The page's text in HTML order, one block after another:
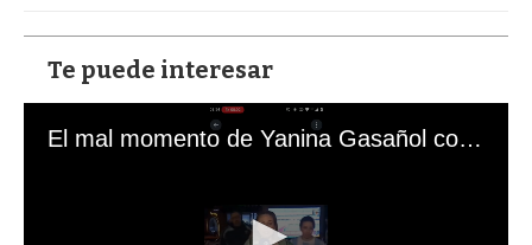
Te puede interesar
El mal momento de Yanina Gasañol con un hincha argentino en "Subrayado"